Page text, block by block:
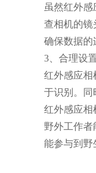
虽然红外
查相机的镜
确保数据的
3、合理设
红外感应相
于识别。同
红外感应相
野外工作
能参与到野